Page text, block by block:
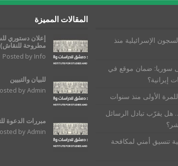
المقالات المميزة
إعلان دستوري
مطروحة للنقاش)
Posted by Info
للبيان والتبيين
byAdmin
مبررات الدعوة
byAdmin
الإسرائيلية منذ
سوريا: ضمان موقع في
إيرانية؟
الأولى منذ سنوات
يقرّب تبادل الرسائل
تنسيق أمني لمكافحة